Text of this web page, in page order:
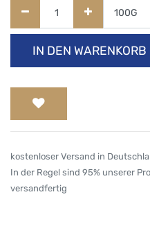
IN DEN WARENKORB
kostenloser Versand in
In der Regel sind 95% unserer
versandfertig